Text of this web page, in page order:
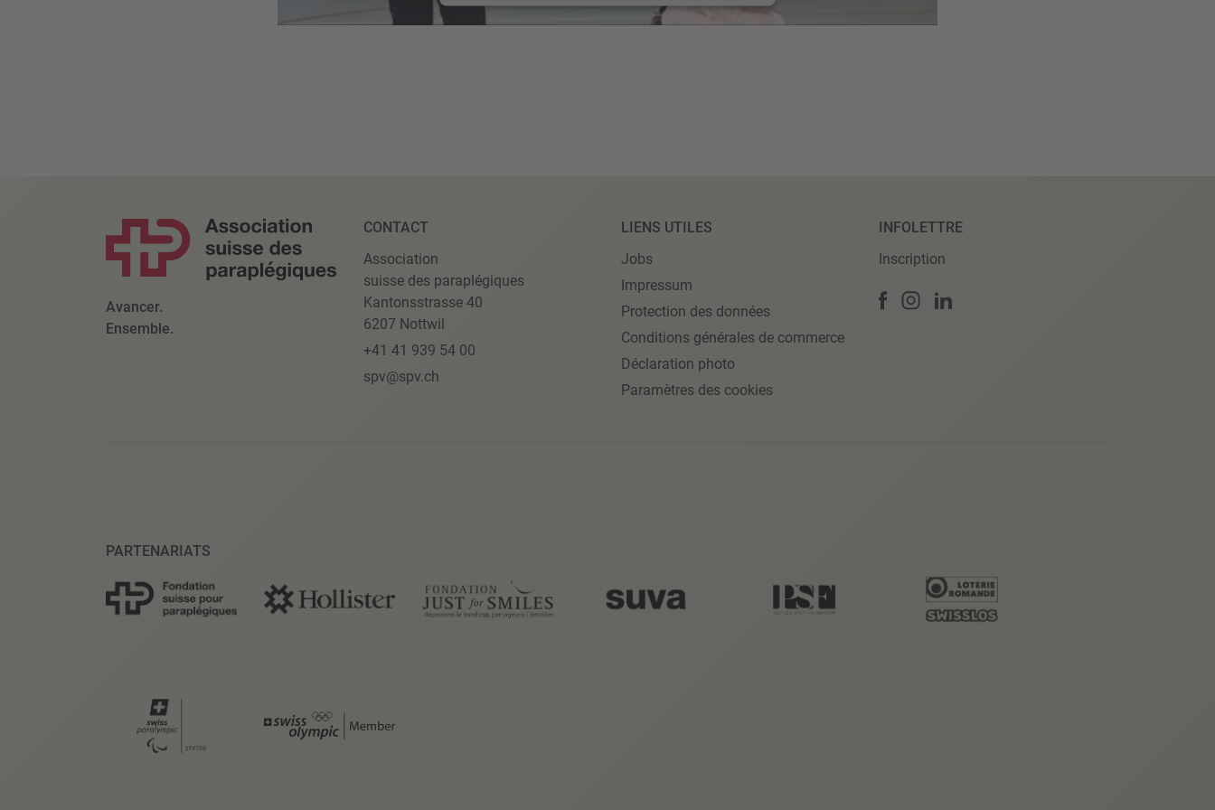
Avancer.
Ensemble.
CONTACT
Association
suisse des paraplégiques
Kantonsstrasse 40
6207 Nottwil
+41 41 939 54 00
spv@spv.ch
LIENS UTILES
Jobs
Impressum
Protection des données
Conditions générales de commerce
Déclaration photo
Paramètres des cookies
INFOLETTRE
Inscription
PARTENARIATS